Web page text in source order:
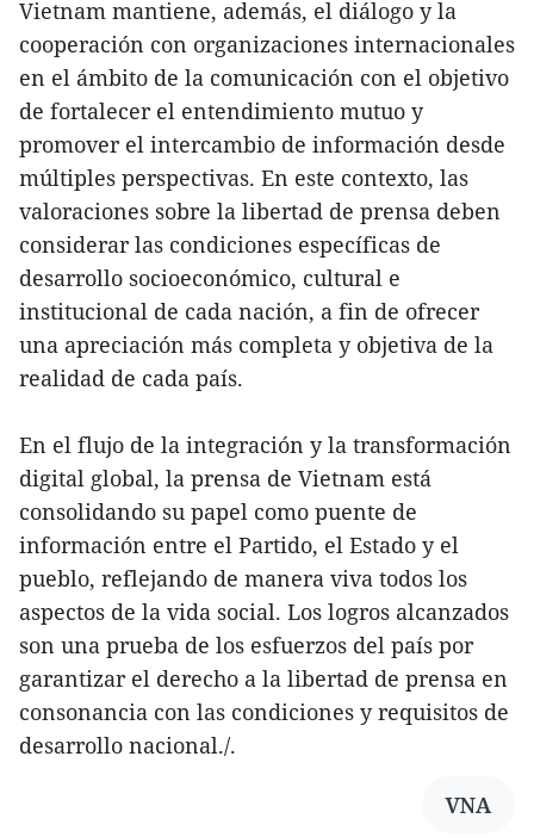
Vietnam mantiene, además, el diálogo y la
cooperación con organizaciones internacionales
en el ámbito de la comunicación con el objetivo
de fortalecer el entendimiento mutuo y
promover el intercambio de información desde
múltiples perspectivas. En este contexto, las
valoraciones sobre la libertad de prensa deben
considerar las condiciones específicas de
desarrollo socioeconómico, cultural e
institucional de cada nación, a fin de ofrecer
una apreciación más completa y objetiva de la
realidad de cada país.
En el flujo de la integración y la transformación
digital global, la prensa de Vietnam está
consolidando su papel como puente de
información entre el Partido, el Estado y el
pueblo, reflejando de manera viva todos los
aspectos de la vida social. Los logros alcanzados
son una prueba de los esfuerzos del país por
garantizar el derecho a la libertad de prensa en
consonancia con las condiciones y requisitos de
desarrollo nacional./.
VNA